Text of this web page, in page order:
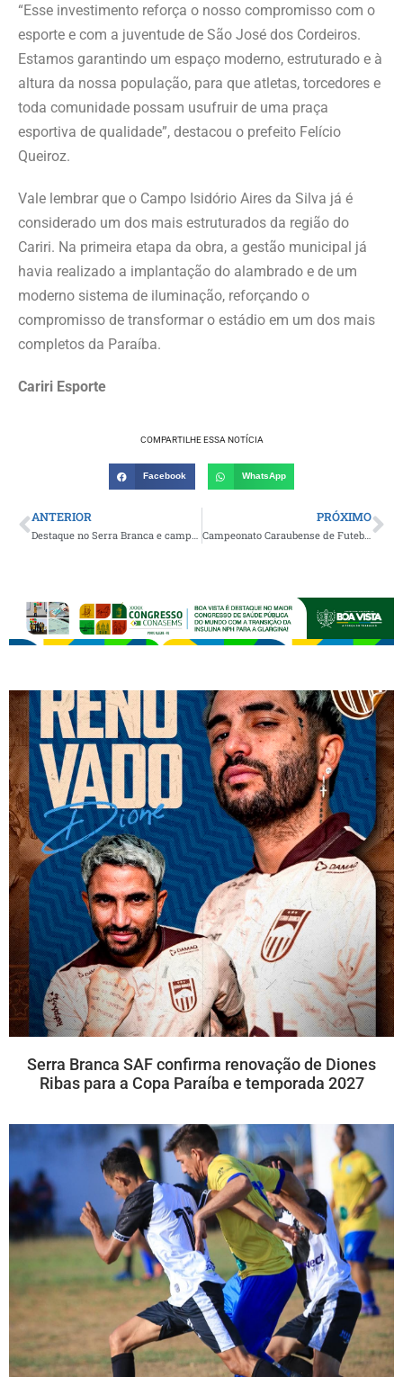
“Esse investimento reforça o nosso compromisso com o
esporte e com a juventude de São José dos Cordeiros.
Estamos garantindo um espaço moderno, estruturado e à
altura da nossa população, para que atletas, torcedores e
toda comunidade possam usufruir de uma praça
esportiva de qualidade”, destacou o prefeito Felício
Queiroz.
Vale lembrar que o Campo Isidório Aires da Silva já é
considerado um dos mais estruturados da região do
Cariri. Na primeira etapa da obra, a gestão municipal já
havia realizado a implantação do alambrado e de um
moderno sistema de iluminação, reforçando o
compromisso de transformar o estádio em um dos mais
completos da Paraíba.
Cariri Esporte
COMPARTILHE ESSA NOTÍCIA
Facebook WhatsApp
ANTERIOR
Destaque no Serra Branca e campeão pelo Ferroviário, atacante paraibano Vitinho é anunciado como novo reforço do Nacional de Patos
PRÓXIMO
Campeonato Caraubense de Futebol tem prosseguimento neste domingo com os jogos da 6ª rodada
Serra Branca SAF confirma renovação de Diones
Ribas para a Copa Paraíba e temporada 2027